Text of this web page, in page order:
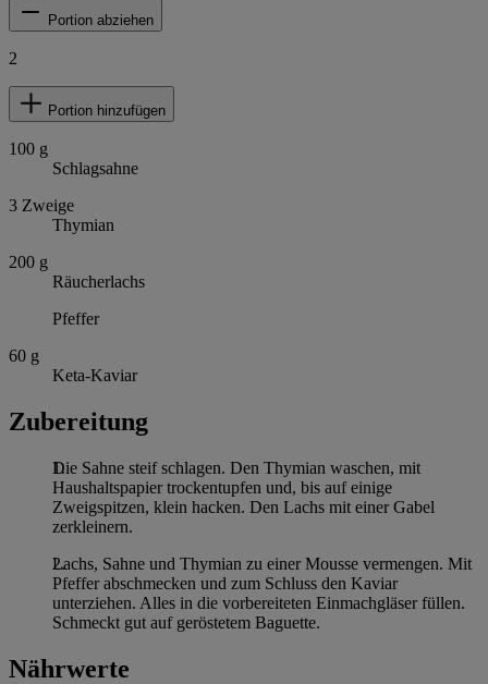
Portion abziehen
2
Portion hinzufügen
100 g
Schlagsahne
3 Zweige
Thymian
200 g
Räucherlachs
Pfeffer
60 g
Keta-Kaviar
Zubereitung
Die Sahne steif schlagen. Den Thymian waschen, mit
Haushaltspapier trockentupfen und, bis auf einige
Zweigspitzen, klein hacken. Den Lachs mit einer Gabel
zerkleinern.
Lachs, Sahne und Thymian zu einer Mousse vermengen. Mit
Pfeffer abschmecken und zum Schluss den Kaviar
unterziehen. Alles in die vorbereiteten Einmachgläser füllen.
Schmeckt gut auf geröstetem Baguette.
Nährwerte